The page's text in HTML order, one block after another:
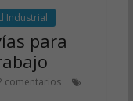
Industrial
para
comentarios